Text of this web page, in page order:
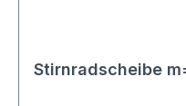
Stirnradscheibe